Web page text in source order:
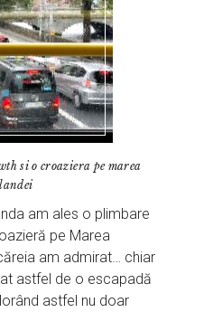
si o croaziera pe marea
am ales o plimbare
pe Marea
am admirat… chiar
astfel de o escapadă
astfel nu doar